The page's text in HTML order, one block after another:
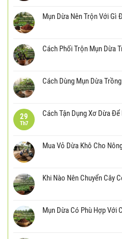
Mụn Dừa Nên Trộn Với Gì
Cách Phối Trộn Mụn Dừa
Cách Dùng Mụn Dừa
29
Th7
Cách Tận Dụng Xơ Dừa
Mua Vỏ Dừa Khô Cho
Khi Nào Nên Chuyển Cây
Mụn Dừa Có Phù Hợp Với